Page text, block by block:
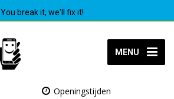
You break it, we'll fix it!
MENU
Openingstijden